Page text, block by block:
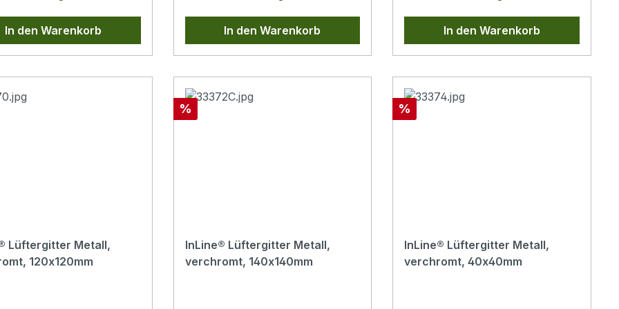
und Abläufe
In den Warenkorb In den Warenkorb In den Warenkorb
Lüftergitter Metall,
120x120mm
Rabatt
%
InLine® Lüftergitter Metall,
verchromt, 140x140mm
Rabatt
%
InLine® Lüftergitter Metall,
verchromt, 40x40mm